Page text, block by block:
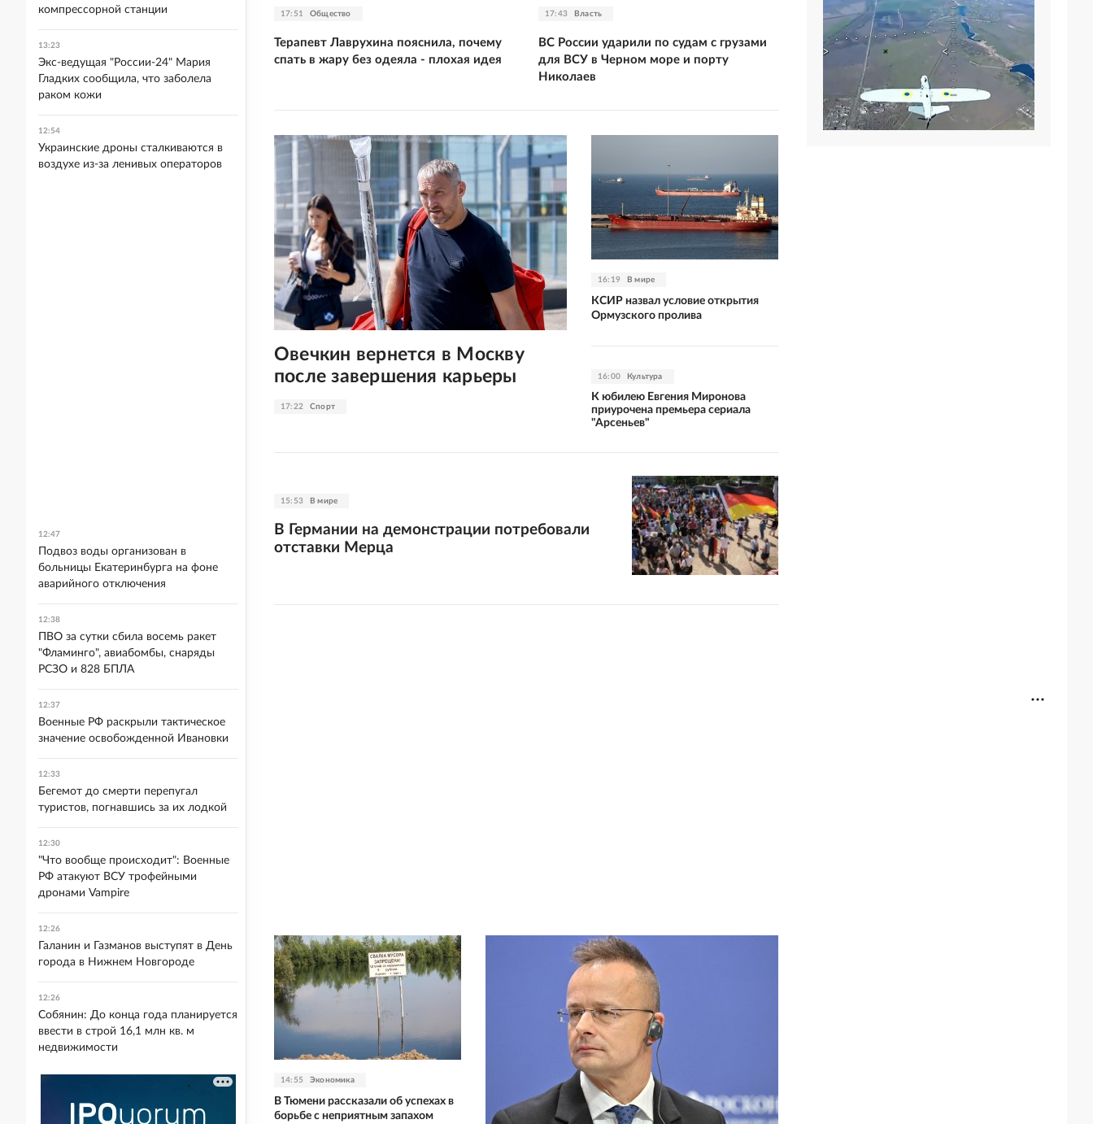
17:51 Общество
Терапевт Лаврухина пояснила, почему
спать в жару без одеяла - плохая идея
17:43 Власть
ВС России ударили по судам с грузами
для ВСУ в Черном море и порту
Николаев
17:22 Спорт
Овечкин вернется в Москву
после завершения карьеры
16:19 В мире
КСИР назвал условие открытия
Ормузского пролива
16:00 Культура
К юбилею Евгения Миронова
приурочена премьера сериала
"Арсеньев"
15:53 В мире
В Германии на демонстрации потребовали
отставки Мерца
14:55 Экономика
В Тюмени рассказали об успехах в
борьбе с неприятным запахом
компрессорной станции
13:23
Экс-ведущая "России-24" Мария
Гладких сообщила, что заболела
раком кожи
12:54
Украинские дроны сталкиваются в
воздухе из-за ленивых операторов
12:47
Подвоз воды организован в
больницы Екатеринбурга на фоне
аварийного отключения
12:38
ПВО за сутки сбила восемь ракет
"Фламинго", авиабомбы, снаряды
РСЗО и 828 БПЛА
12:37
Военные РФ раскрыли тактическое
значение освобожденной Ивановки
12:33
Бегемот до смерти перепугал
туристов, погнавшись за их лодкой
12:30
"Что вообще происходит": Военные
РФ атакуют ВСУ трофейными
дронами Vampire
12:26
Галанин и Газманов выступят в День
города в Нижнем Новгороде
12:26
Собянин: До конца года планируется
ввести в строй 16,1 млн кв. м
недвижимости